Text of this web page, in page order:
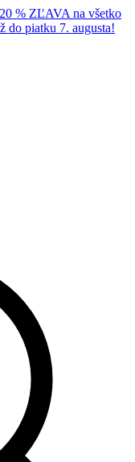
% ZĽAVA na všetko
do piatku 7. augusta!